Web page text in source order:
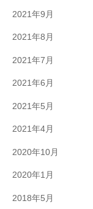
2021年9月
2021年8月
2021年7月
2021年6月
2021年5月
2021年4月
2020年10月
2020年1月
2018年5月